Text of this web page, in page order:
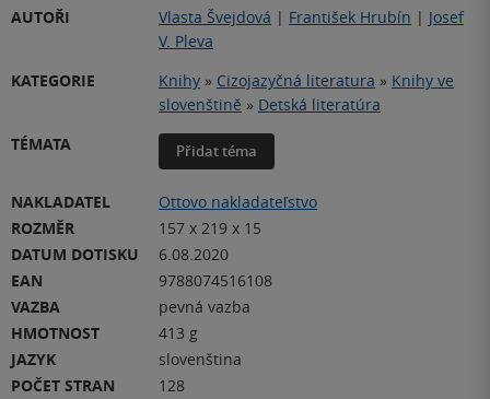
AUTOŘI Vlasta Švejdová | František Hrubín | Josef
V. Pleva
KATEGORIE
Knihy » Cizojazyčná literatura » Knihy ve
slovenštině » Detská literatúra
TÉMATA
Přidat téma
NAKLADATEL
Ottovo nakladateľstvo
ROZMĚR
157 x 219 x 15
DATUM DOTISKU
6.08.2020
EAN
9788074516108
VAZBA
pevná vazba
HMOTNOST
413 g
JAZYK
slovenština
POČET STRAN
128